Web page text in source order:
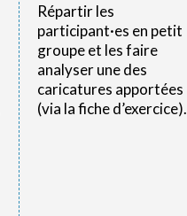
Répartir les
participant·es en petit
groupe et les faire
analyser une des
caricatures apportées
(via la fiche d’exercice).